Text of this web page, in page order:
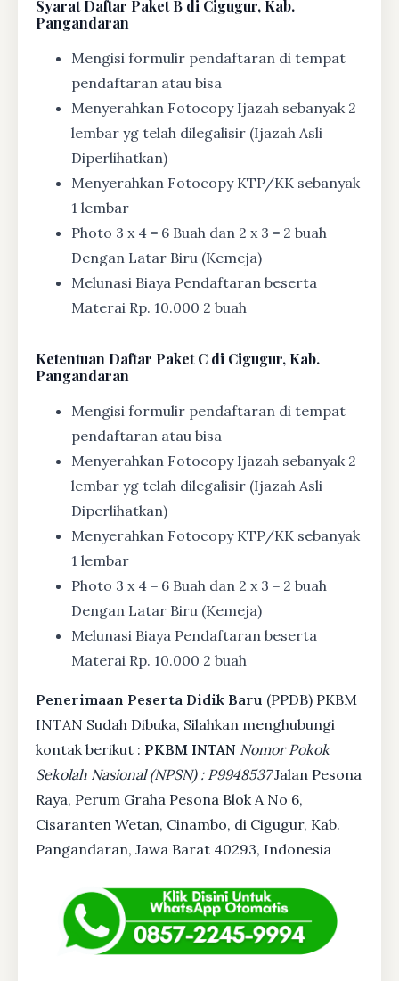
SyaratDaftar Paket B di Cigugur, Kab.
Pangandaran
Mengisi formulir pendaftaran di tempat
pendaftaran atau bisa
Menyerahkan Fotocopy Ijazah sebanyak 2
lembar yg telah dilegalisir (Ijazah Asli
Diperlihatkan)
Menyerahkan Fotocopy KTP/KK sebanyak
1 lembar
Photo 3 x 4 = 6 Buah dan 2 x 3 = 2 buah
Dengan Latar Biru (Kemeja)
Melunasi Biaya Pendaftaran beserta
Materai Rp. 10.000 2 buah
Ketentuan Daftar Paket C di Cigugur, Kab.
Pangandaran
Mengisi formulir pendaftaran di tempat
pendaftaran atau bisa
Menyerahkan Fotocopy Ijazah sebanyak 2
lembar yg telah dilegalisir (Ijazah Asli
Diperlihatkan)
Menyerahkan Fotocopy KTP/KK sebanyak
1 lembar
Photo 3 x 4 = 6 Buah dan 2 x 3 = 2 buah
Dengan Latar Biru (Kemeja)
Melunasi Biaya Pendaftaran beserta
Materai Rp. 10.000 2 buah
Penerimaan Peserta Didik Baru (PPDB) PKBM
INTAN Sudah Dibuka, Silahkan menghubungi
kontak berikut : PKBM INTAN Nomor Pokok
Sekolah Nasional (NPSN) : P9948537Jalan Pesona
Raya, Perum Graha Pesona Blok A No 6,
Cisaranten Wetan, Cinambo, di Cigugur, Kab.
Pangandaran, Jawa Barat 40293, Indonesia